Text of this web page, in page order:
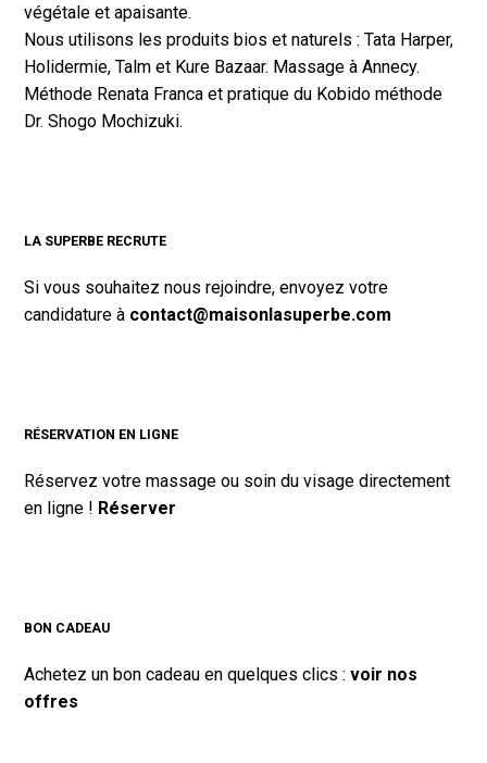
végétale et apaisante.
Nous utilisons les produits bios et naturels : Tata Harper,
Holidermie, Talm et Kure Bazaar. Massage à Annecy.
Méthode Renata Franca et pratique du Kobido méthode
Dr. Shogo Mochizuki.
LA SUPERBE RECRUTE
Si vous souhaitez nous rejoindre, envoyez votre
candidature à contact@maisonlasuperbe.com
RÉSERVATION EN LIGNE
Réservez votre massage ou soin du visage directement
en ligne ! Réserver
BON CADEAU
Achetez un bon cadeau en quelques clics :voir nos
offres